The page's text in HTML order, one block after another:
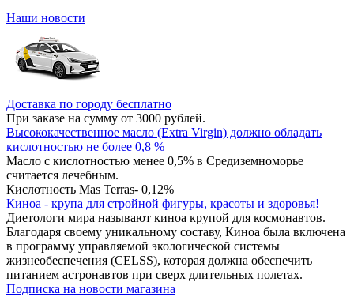
Наши новости
Доставка по городу бесплатно
При заказе на сумму от 3000 рублей.
Высококачественное масло (Extra Virgin) должно обладать
кислотностью не более 0,8 %
Масло с кислотностью менее 0,5% в Средиземноморье
считается лечебным.
Кислотность Mas Terras- 0,12%
Киноа - крупа для стройной фигуры, красоты и здоровья!
Диетологи мира называют киноа крупой для космонавтов.
Благодаря своему уникальному составу, Киноа была включена
в программу управляемой экологической системы
жизнеобеспечения (CELSS), которая должна обеспечить
питанием астронавтов при сверх длительных полетах.
Подписка на новости магазина